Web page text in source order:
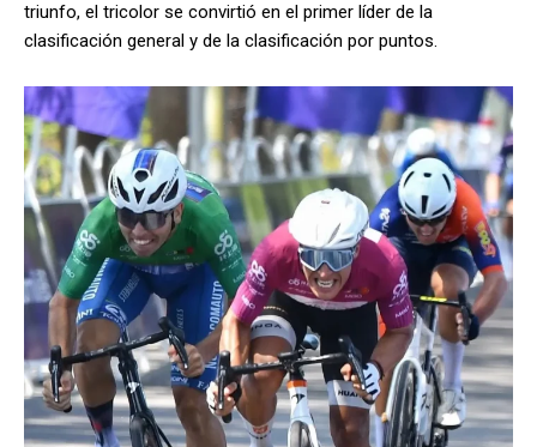
triunfo, el tricolor se convirtió en el primer líder de la
clasificación general y de la clasificación por puntos.